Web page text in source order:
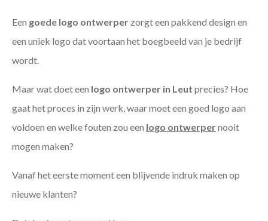
Een goede logo ontwerper zorgt een pakkend design en
een uniek logo dat voortaan het boegbeeld van je bedrijf
wordt.
Maar wat doet een logo ontwerper in Leut precies? Hoe
gaat het proces in zijn werk, waar moet een goed logo aan
voldoen en welke fouten zou een logo ontwerpernooit
mogen maken?
Vanaf het eerste moment een blijvende indruk maken op
nieuwe klanten?